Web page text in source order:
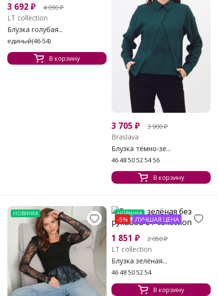
3 692 ₽ 4 090₽
LT collection
Блузка голубая...
единый(46-54)
В корзину
3 705 ₽ 3 900₽
Braslava
Блузка тёмно-зе...
46 48 50 52 54 56
В корзину
НОВИНКА НОВИНКА
-5% ЛУЧШАЯ ЦЕНА
1 851 ₽ 2 050₽
LT collection
Блузка зелёная...
46 48 50 52 54
В корзину